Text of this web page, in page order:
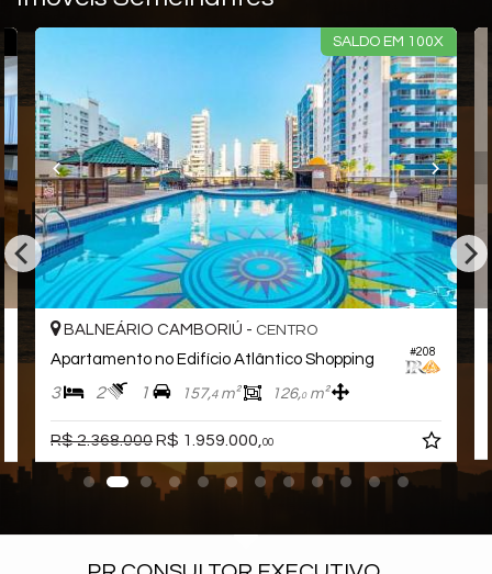
SALDO EM 100X
#208
BALNEÁRIO CAMBORIÚ - CENTRO
Apartamento no Edifício Atlântico Shopping
3 2 1 157,4m² 126,0m²
R$ 2.368.000R$ 1.959.000, 00